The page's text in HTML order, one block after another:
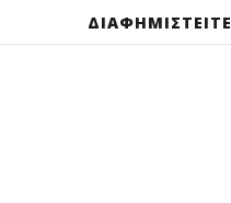
ΔΙΑΦΗΜΙΣΤΕΙΤΕ